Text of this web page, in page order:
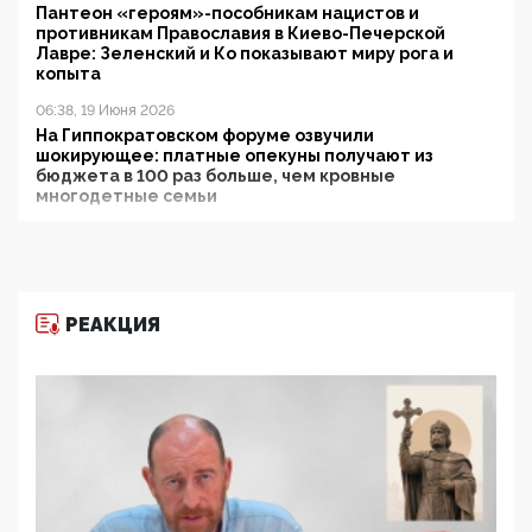
Пантеон «героям»-пособникам нацистов и
противникам Православия в Киево-Печерской
Лавре: Зеленский и Ко показывают миру рога и
копыта
06:38, 19 Июня 2026
На Гиппократовском форуме озвучили
шокирующее: платные опекуны получают из
бюджета в 100 раз больше, чем кровные
многодетные семьи
11:53, 09 Июня 2026
деятельность ИИТО ЮНЕСКО в России, но
цифроглобалисты продолжают определять
повестку в образовании
09:43, 01 Июня 2026
5G за счет здоровья граждан: Минцифры намерено
отобрать у регионов и муниципалитетов право
защищать жилые дома и социальные объекты от
РЕАКЦИЯ